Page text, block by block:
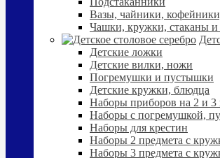
Вазы, чайники,
Чашки, кружки, стаканы
Детские ложки
Детские вилки, ножи
Погремушки и пустышки
Детские кружки, блюдца
Наборы приборов на 2 и 3
Наборы с погремушкой,
Наборы для крестин
Наборы 2 предмета с
Наборы 3 предмета с